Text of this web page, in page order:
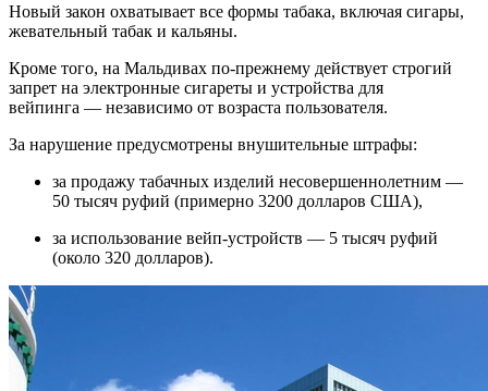
Новый закон охватывает все формы табака, включая сигары,
жевательный табак и кальяны.
Кроме того, на Мальдивах по-прежнему действует строгий
запрет на электронные сигареты и устройства для
вейпинга — независимо от возраста пользователя.
За нарушение предусмотрены внушительные штрафы:
за продажу табачных изделий несовершеннолетним —
50 тысяч руфий (примерно 3200 долларов США),
за использование вейп-устройств — 5 тысяч руфий
(около 320 долларов).